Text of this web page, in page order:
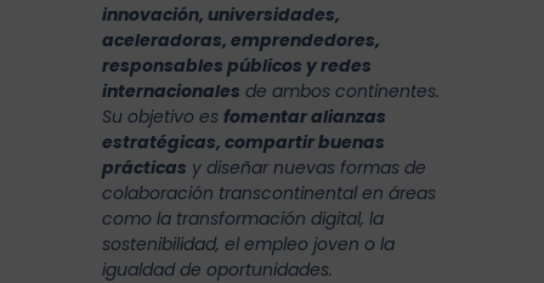
innovación, universidades,
aceleradoras, emprendedores,
responsables públicos y redes
internacionales de ambos continentes.
Su objetivo es fomentar alianzas
estratégicas, compartir buenas
prácticas y diseñar nuevas formas de
colaboración transcontinental en áreas
como la transformación digital, la
sostenibilidad, el empleo joven o la
igualdad de oportunidades.